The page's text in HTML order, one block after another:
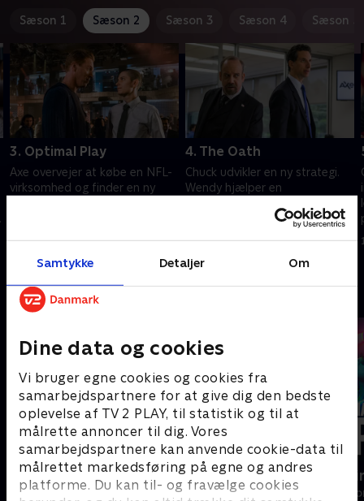
Samtykke Detaljer Om
Dine data og cookies
Vi bruger egne cookies og cookies fra
samarbejdspartnere for at give dig den bedste
oplevelse af TV 2 PLAY, til statistik og til at
målrette annoncer til dig. Vores
samarbejdspartnere kan anvende cookie-data til
målrettet markedsføring på egne og andres
platforme. Du kan til- og fravælge cookies
Sæson 1 Sæson 2 Sæson 3 Sæson 4 Sæson 5
3. Optimal Play
Axe overvejer at købe en NFL-
virksomhed og finder en ny
1. juli 2021 • 56 min
4. The Oath
Chuck udvikler en ny strategi.
Wendy hjælper en
overvejer at give halvdelen af
1. juli 2021 • 56 min
Andre så også
Nepobaby
Drama • 1 sæsoner
Happy
Drama • 1